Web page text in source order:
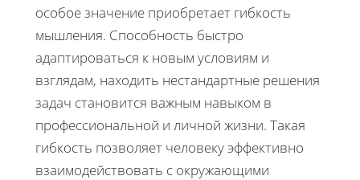
особое значение приобретает гибкость
мышления. Способность быстро
адаптироваться к новым условиям и
взглядам, находить нестандартные решения
задач становится важным навыком в
профессиональной и личной жизни. Такая
гибкость позволяет человеку эффективно
взаимодействовать с окружающими